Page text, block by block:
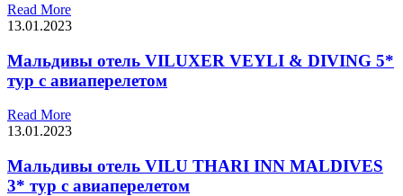
Read More
13.01.2023
Мальдивы отель VILUXER VEYLI & DIVING 5*
тур с авиаперелетом
Read More
13.01.2023
Мальдивы отель VILU THARI INN MALDIVES
3* тур с авиаперелетом